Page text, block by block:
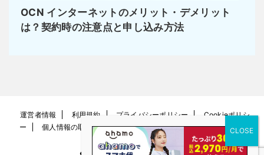
OCN インターネットのメリット・デメリット
は？契約時の注意点と申し込み方法
運営者情報 利用規約 プライバシーポリシー
Cookieポリシ
ー
個人情報の取り扱い方針 お問い合わせ サイトマップ